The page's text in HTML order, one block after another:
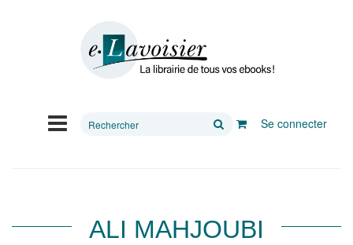
Rechercher
Se connecter
ALI MAHJOUBI